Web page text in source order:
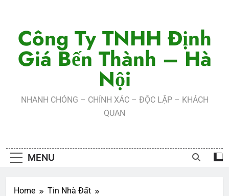
contentCông Ty TNHH Định
Giá Bến Thành – Hà
Nội
NHANH CHÓNG – CHÍNH XÁC – ĐỘC LẬP – KHÁCH
QUAN
MENU
Home
Tin Nhà Đất